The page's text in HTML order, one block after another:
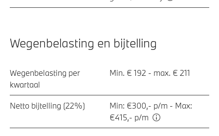
Wegenbelasting en bijtelling
Wegenbelasting per
kwartaal
Min. € 192 - max. € 211
Netto bijtelling (22%)
Min: €300,- p/m - Max:
€415,- p/m